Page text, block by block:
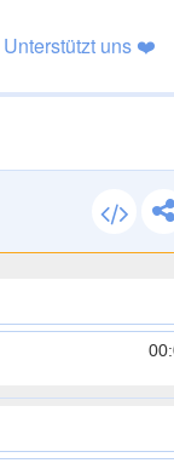
Unterstützt uns ❤️